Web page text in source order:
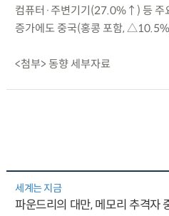
컴퓨터·주변기기(27.0%↑) 등 주
증가에도 중국(홍콩 포함,
<첨부> 동향 세부자료
세계는 지금
파운드리의 대만, 메모리 추격자